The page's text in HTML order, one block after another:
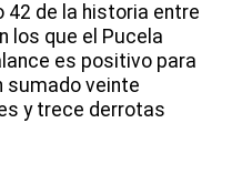
42 de la historia entre
los que el Pucela
es positivo para
sumado veinte
y trece derrotas